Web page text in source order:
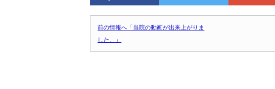
前の情報へ「当院の動画が出来上がりま
した。」